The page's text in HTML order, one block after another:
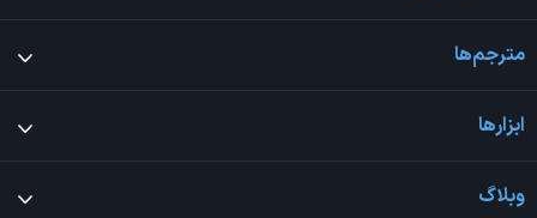
مترجم‌ها
ابزارها
وبلاگ